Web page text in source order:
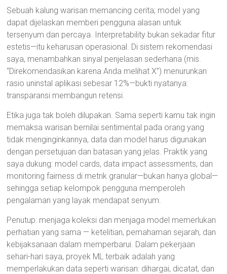
Sebuah kalung warisan memancing cerita; model yang
dapat dijelaskan memberi pengguna alasan untuk
tersenyum dan percaya. Interpretability bukan sekadar fitur
estetis—itu keharusan operasional. Di sistem rekomendasi
saya, menambahkan sinyal penjelasan sederhana (mis.
“Direkomendasikan karena Anda melihat X”) menurunkan
rasio uninstal aplikasi sebesar 12%—bukti nyatanya:
transparansi membangun retensi.
Etika juga tak boleh dilupakan. Sama seperti kamu tak ingin
memaksa warisan bernilai sentimental pada orang yang
tidak menginginkannya, data dan model harus digunakan
dengan persetujuan dan batasan yang jelas. Praktik yang
saya dukung: model cards, data impact assessments, dan
monitoring fairness di metrik granular—bukan hanya global—
sehingga setiap kelompok pengguna memperoleh
pengalaman yang layak mendapat senyum.
Penutup: menjaga koleksi dan menjaga model memerlukan
perhatian yang sama — ketelitian, pemahaman sejarah, dan
kebijaksanaan dalam memperbarui. Dalam pekerjaan
sehari-hari saya, proyek ML terbaik adalah yang
memperlakukan data seperti warisan: dihargai, dicatat, dan